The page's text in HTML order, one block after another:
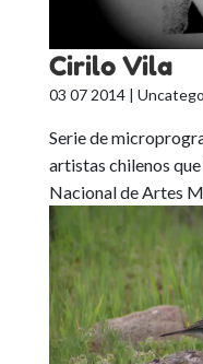
Cirilo Vila
03 07 2014|
Serie de
artistas chilenos
Nacional de Artes